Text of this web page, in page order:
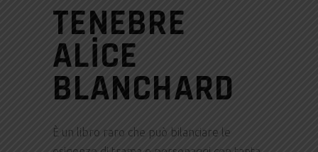
TENEBRE
ALICE
BLANCHARD
È un libro raro che può bilanciare le